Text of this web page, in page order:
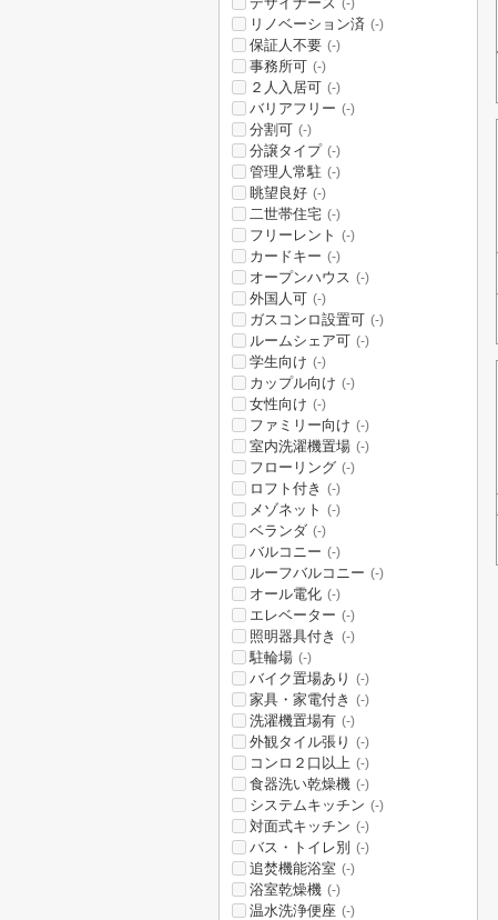
(-)
リノベーション済 (-)
保証人不要 (-)
事務所可 (-)
２人入居可 (-)
バリアフリー (-)
分割可 (-)
分譲タイプ (-)
管理人常駐 (-)
眺望良好 (-)
二世帯住宅 (-)
フリーレント (-)
カードキー (-)
オープンハウス (-)
外国人可 (-)
ガスコンロ設置可 (-)
ルームシェア可 (-)
学生向け (-)
カップル向け (-)
女性向け (-)
ファミリー向け (-)
室内洗濯機置場 (-)
フローリング (-)
ロフト付き (-)
メゾネット (-)
ベランダ (-)
バルコニー (-)
ルーフバルコニー (-)
オール電化 (-)
エレベーター (-)
照明器具付き (-)
駐輪場 (-)
バイク置場あり (-)
家具・家電付き (-)
洗濯機置場有 (-)
外観タイル張り (-)
コンロ２口以上 (-)
食器洗い乾燥機 (-)
システムキッチン (-)
対面式キッチン (-)
バス・トイレ別 (-)
追焚機能浴室 (-)
浴室乾燥機 (-)
温水洗浄便座 (-)